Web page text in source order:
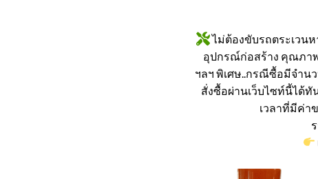
ไม่ต้องขับรถตระเวนห
อุปกรณ์ก่อสร้าง คุณภาพ
ฯลฯ พิเศษ..กรณีซื้อมีจำน
สั่งซื้อผ่านเว็บไซท์นี้ได้
เวลาที่มีค่า